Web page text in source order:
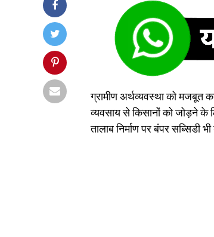
ग्रामीण अर्थव्यवस्था को मजबूत
व्यवसाय से किसानों को जोड़ने के
तालाब निर्माण पर बंपर सब्सिडी